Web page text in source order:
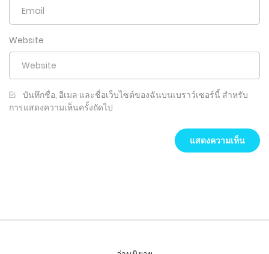
Website
บันทึกชื่อ, อีเมล และชื่อเว็บไซต์ของฉันบนเบราว์เซอร์นี้ สำหรับ
การแสดงความเห็นครั้งถัดไป